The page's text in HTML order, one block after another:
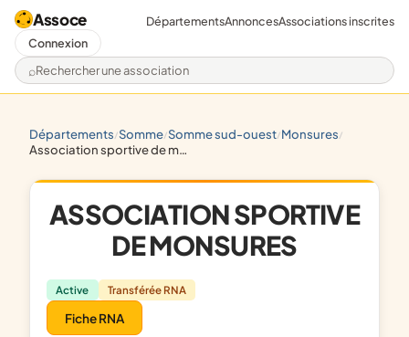
Assoce
Rechercher une association
DépartementsAnnoncesAssociations inscrites
Connexion
départements/ somme/ somme sud-ouest/ monsures/
association sportive de monsures
ASSOCIATION SPORTIVE
DE MONSURES
Active Transférée RNA
Fiche RNA